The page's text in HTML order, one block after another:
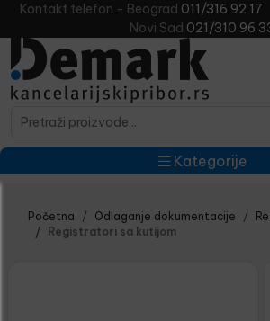
Kontakt telefon - Beograd 011/316 92 17
Novi Sad 021/310 96
Kategorije
Početna Odlaganje dokumentacije
Registratori sa kutijom